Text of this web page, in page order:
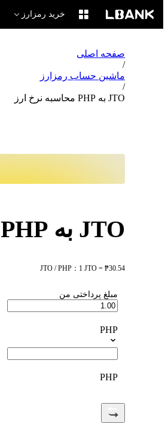
خرید رمزارز
صفحه اصلی
/
ماشین حساب رمزارز
/
JTO به PHP محاسبه نرخ ارز
JTO به PHP محاسبه نرخ ارز
JTO / PHP：1 JTO = ₱30.54
مبلغ پرداختی من
PHP
PHP